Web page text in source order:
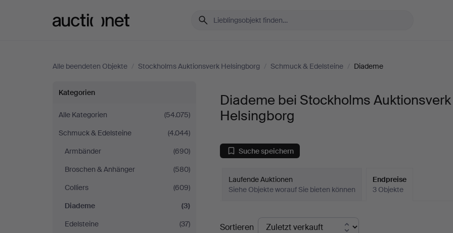
Alle beendeten Objekte / Stockholms Auktionsverk Helsingborg / Schmuck & Edelsteine / Diademe
Diademe
bei
Stockholms
Auktionsverk
Helsingborg
Kategorien
Alle Kategorien
(54.075)
Schmuck & Edelsteine
(4.044)
Armbänder
(690)
Broschen & Anhänger
(580)
Colliers
(609)
Diademe
(3)
Edelsteine
(37)
Diademe bei Stockholms Auktionsverk
Helsingborg
Suche speichern
Laufende Auktionen
Siehe Objekte worauf Sie bieten können
Endpreise
3 Objekte
Endpreise
Sortieren